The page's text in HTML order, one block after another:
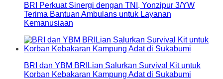
BRI Perkuat Sinergi dengan TNI, Yonzipur 3/YW
Terima Bantuan Ambulans untuk Layanan
Kemanusiaan
BRI dan YBM BRILian Salurkan Survival Kit untuk
Korban Kebakaran Kampung Adat di Sukabumi